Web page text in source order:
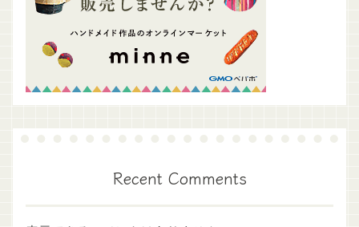
Recent Comments